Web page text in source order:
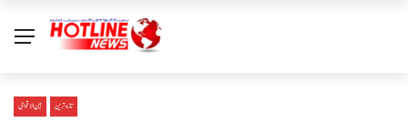
بین الا قوامی تازہ ترین